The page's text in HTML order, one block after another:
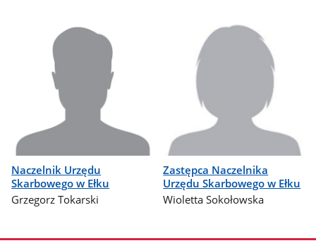
Naczelnik Urzędu
Skarbowego w Ełku
Grzegorz Tokarski
Zastępca Naczelnika
Urzędu Skarbowego w Ełku
Wioletta Sokołowska